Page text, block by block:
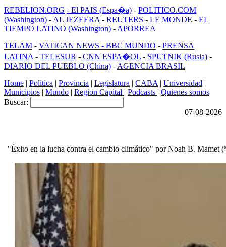
REBELION.ORG - El PAIS (Espa�a) - POLITICO.COM
(Washington) - AL JEZEERA - REUTERS - LE MONDE - EL
TIEMPO LATINO (Washington) - APORREA
TELAM - VATICAN NEWS - BBC MUNDO - PRENSA
LATINA - TELESUR - CNN ESPA�OL - SPUTNIK (Rusia) -
DIARIO DEL PUEBLO (China) - AGENCIA BRASIL
Home | Politica | Provincia | Legislatura | CABA | Universidad |
Municipios | Mundo | Region Capital | Podcasts | Quienes somos
Buscar:
07-08-2026
"Éxito en la lucha contra el cambio climático" por Noah B. Mamet